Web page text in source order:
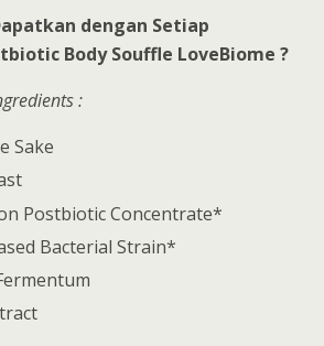
dengan Setiap
Body Souffle LoveBiome ?
:
Sake
Postbiotic Concentrate*
Bacterial Strain*